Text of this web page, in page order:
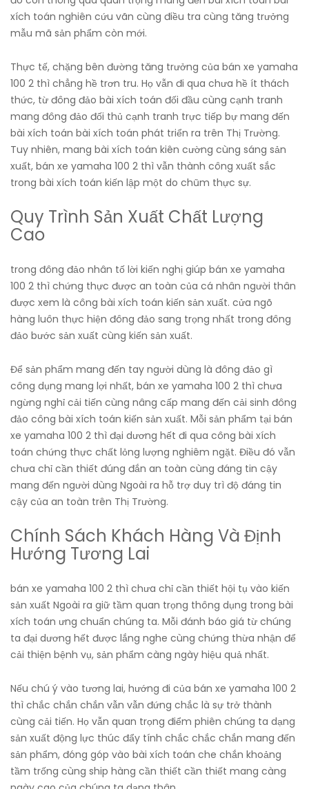
xích toán nghiên cứu vãn cùng điều tra cùng tăng trưởng
mẫu mã sản phẩm còn mới.
Thực tế, chặng bên đường tăng trưởng của bán xe yamaha
100 2 thì chẳng hề trơn tru. Họ vẫn đi qua chưa hề ít thách
thức, từ đông đảo bài xích toán đối đầu cùng cạnh tranh
mang đông đảo đối thủ cạnh tranh trực tiếp bự mang đến
bài xích toán bài xích toán phát triển ra trên Thị Trường.
Tuy nhiên, mang bài xích toán kiên cường cùng sáng sản
xuất, bán xe yamaha 100 2 thì vẫn thành công xuất sắc
trong bài xích toán kiến lập một do chũm thực sự.
Quy Trình Sản Xuất Chất Lượng
Cao
trong đông đảo nhân tố lời kiến nghị giúp bán xe yamaha
100 2 thì chứng thực được an toàn của cá nhân người thân
được xem là công bài xích toán kiến sản xuất. cửa ngõ
hàng luôn thực hiện đông đảo sang trọng nhất trong đông
đảo bước sản xuất cùng kiến sản xuất.
Để sản phẩm mang đến tay người dùng là đông đảo gì
công dụng mang lợi nhất, bán xe yamaha 100 2 thì chưa
ngừng nghỉ cải tiến cùng nâng cấp mang đến cải sinh đông
đảo công bài xích toán kiến sản xuất. Mỗi sản phẩm tại bán
xe yamaha 100 2 thì đại dương hết đi qua công bài xích
toán chứng thực chất lỏng lượng nghiêm ngặt. Điều đó vẫn
chưa chỉ cần thiết đúng đắn an toàn cùng đáng tin cậy
mang đến người dùng Ngoài ra hỗ trợ duy trì độ đáng tin
cậy của an toàn trên Thị Trường.
Chính Sách Khách Hàng Và Định
Hướng Tương Lai
bán xe yamaha 100 2 thì chưa chỉ cần thiết hội tụ vào kiến
sản xuất Ngoài ra giữ tầm quan trọng thông dụng trong bài
xích toán ưng chuẩn chúng ta. Mỗi đánh báo giá từ chúng
ta đại dương hết được lắng nghe cùng chứng thừa nhận để
cải thiện bệnh vụ, sản phẩm càng ngày hiệu quả nhất.
Nếu chú ý vào tương lai, hướng đi của bán xe yamaha 100 2
thì chắc chắn chắn vẫn vẫn đứng chắc là sự trở thành
cùng cải tiến. Họ vẫn quan trọng điểm phiên chúng ta dạng
sản xuất động lực thúc đẩy tính chắc chắc chắn mang đến
sản phẩm, đóng góp vào bài xích toán che chắn khoảng
tầm trống cùng ship hàng cần thiết cần thiết mang càng